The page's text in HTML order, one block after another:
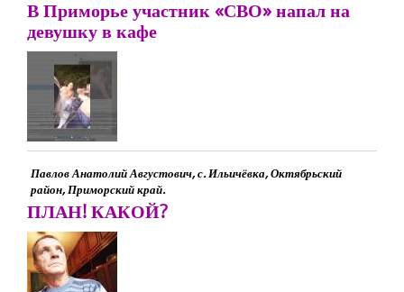
В Приморье участник «СВО» напал на
девушку в кафе
Павлов Анатолий Августович, с. Ильичёвка, Октябрьский
район, Приморский край.
ПЛАН! КАКОЙ?